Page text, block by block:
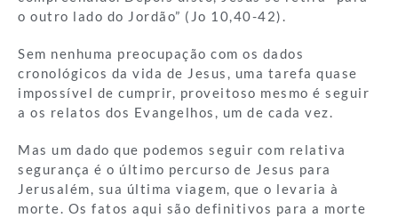
o outro lado do Jordão” (Jo 10,40-42).
Sem nenhuma preocupação com os dados
cronológicos da vida de Jesus, uma tarefa quase
impossível de cumprir, proveitoso mesmo é seguir
a os relatos dos Evangelhos, um de cada vez.
Mas um dado que podemos seguir com relativa
segurança é o último percurso de Jesus para
Jerusalém, sua última viagem, que o levaria à
morte. Os fatos aqui são definitivos para a morte